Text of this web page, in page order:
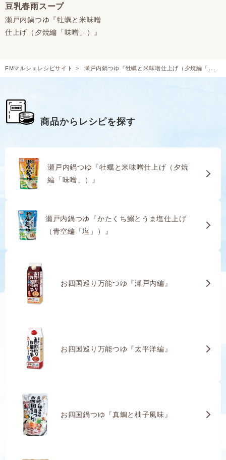
豆乳春雨スープ
瀬戸内鍋つゆ『牡蠣と米味噌
仕上げ（夕焼編「味噌」）』
FMマルシェレシピサイト 瀬戸内鍋つゆ『牡蠣と米味噌仕上げ（夕焼編「味噌」）』のレシピ
商品からレシピを探す
瀬戸内鍋つゆ『牡蠣と米味噌仕上げ（夕焼
編「味噌」）』
瀬戸内鍋つゆ『かたくち鰯とうま塩仕上げ
（青空編「塩」）』
お四国巡り万能つゆ『瀬戸内編』
お四国巡り万能つゆ『太平洋編』
お四国鍋つゆ『真鯛と柚子風味』